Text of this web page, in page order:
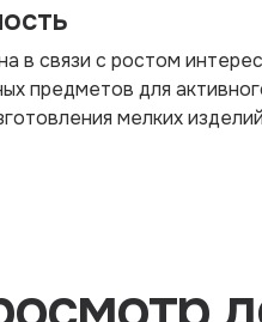
в связи с ростом
предметов для
мелких